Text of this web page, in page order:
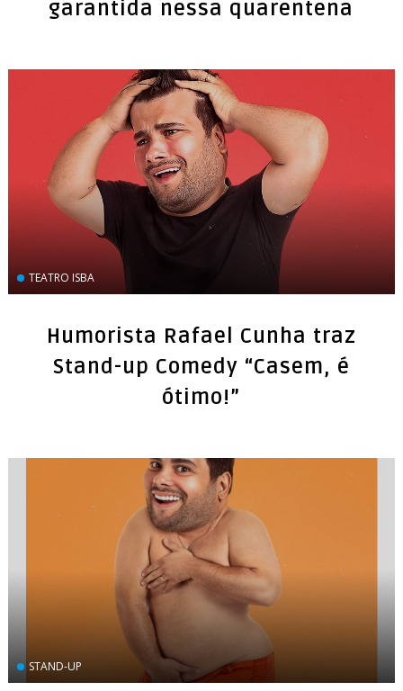
garantida nessa quarentena
TEATRO ISBA
Humorista Rafael Cunha traz
Stand-up Comedy “Casem, é
ótimo!”
STAND-UP